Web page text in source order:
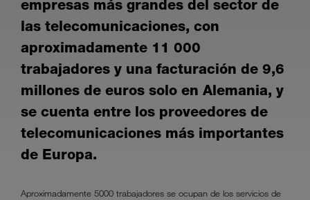
empresas más grandes del sector de
las telecomunicaciones, con
aproximadamente 11 000
trabajadores y una facturación de 9,6
millones de euros solo en Alemania, y
se cuenta entre los proveedores de
telecomunicaciones más importantes
de Europa.
Aproximadamente 5000 trabajadores se ocupan de los servicios de